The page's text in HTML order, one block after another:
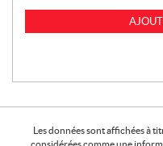
Les données sont affichées à
considérées comme une